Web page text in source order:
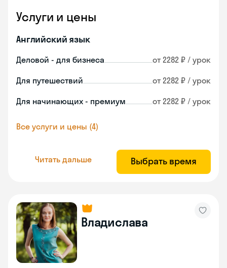
Услуги и цены
Английский язык
Деловой - для бизнеса от 2282 ₽ / урок
Для путешествий от 2282 ₽ / урок
Для начинающих - премиум от 2282 ₽ / урок
Все услуги и цены (4)
Читать дальше Выбрать время
Владислава